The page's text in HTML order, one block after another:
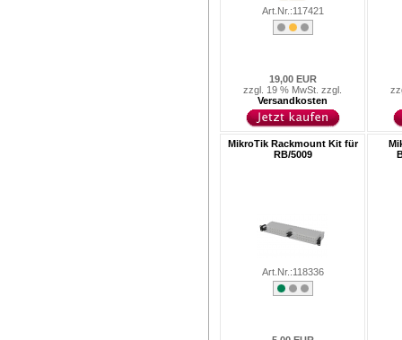
Art.Nr.:117421
19,00 EUR
zzgl. 19 % MwSt. zzgl.
Versandkosten
MikroTik Rackmount Kit für
RB/5009
Art.Nr.:118336